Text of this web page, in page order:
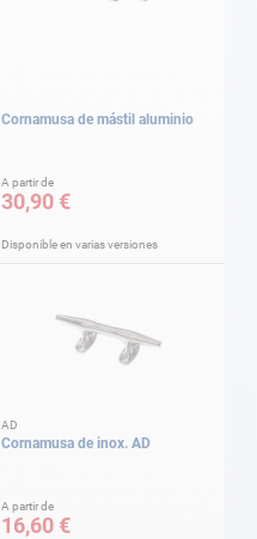
Cornamusa de mástil aluminio
A partir de
30,90 €
Disponible en varias versiones
AD
Cornamusa de inox. AD
A partir de
16,60 €